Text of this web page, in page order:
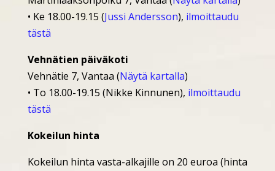
• Ke 18.00-19.15 (Jussi Andersson), ilmoittaudu
tästä
Vehnätien päiväkoti
Vehnätie 7, Vantaa (Näytä kartalla)
• To 18.00-19.15 (Nikke Kinnunen), ilmoittaudu
tästä
Kokeilun hinta
Kokeilun hinta vasta-alkajille on 20 euroa (hinta